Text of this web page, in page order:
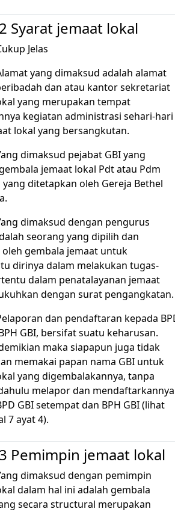
Syarat jemaat lokal
Jelas
yang dimaksud adalah alamat
dan atau kantor sekretariat
yang merupakan tempat
kegiatan administrasi sehari-hari
lokal yang bersangkutan.
dimaksud pejabat GBI yang
jemaat lokal Pdt atau Pdm
yang ditetapkan oleh Gereja Bethel
dimaksud dengan pengurus
seorang yang dipilih dan
gembala jemaat untuk
dirinya dalam melakukan tugas-
dalam penatalayanan jemaat
dengan surat pengangkatan.
dan pendaftaran kepada
GBI, bersifat suatu keharusan.
maka siapapun juga tidak
memakai papan nama GBI untuk
yang digembalakannya, tanpa
melapor dan mendaftarkannya
GBI setempat dan BPH GBI (lihat
7 ayat 4).
Pemimpin jemaat lokal
dimaksud dengan pemimpin
dalam hal ini adalah gembala
secara structural merupakan